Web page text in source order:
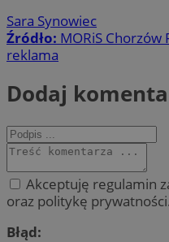
Sara Synowiec
Źródło: MORiS Chorzów
reklama
Dodaj
Akceptuję regulamin
oraz politykę prywatności.
Błąd: